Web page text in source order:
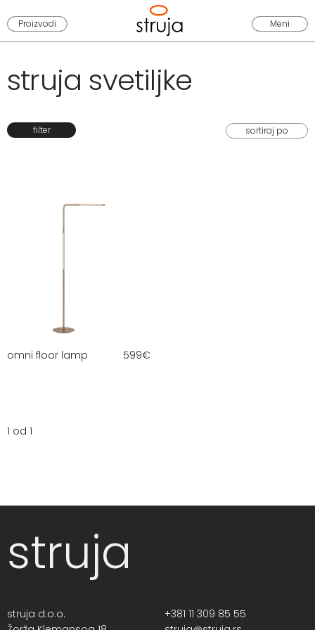
Proizvodi Meni
struja svetiljke
filter
omni floor lamp 599€
1 od 1
struja
struja d.o.o.
+381 11 309 85 55